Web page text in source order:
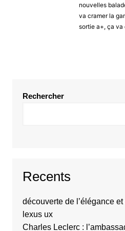
nouvelles
va cramer la
sortie a+, ça
Rechercher
Recents
découverte de l’élégance
lexus ux
Charles Leclerc :